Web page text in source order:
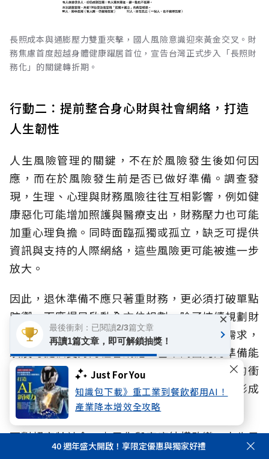
Just For You
知識包下載》重工業到餐飲都用AI！
產業降本增效全攻略
長照成本與通膨壓力雙重夾擊，國人風險意識迎來黃金交叉。財
務焦慮首度超越身體健康躍居首位，宣告台灣正式步入「長照財
務化」的關鍵轉折期。
行動二：提前整合身心財與社會網絡，打造
人生韌性
人生風險管理的關鍵，不在於風險發生後如何因
應，而在於風險發生前是否已做好準備。調查發
現，生理、心理與財務風險往往互相影響，例如健
康惡化可能增加照護與醫療支出，財務壓力也可能
加重心理負擔。同時面臨孤獨或孤立，缺乏可提供
資訊與支持的人際網絡，這些風險更可能被進一步
放大。
因此，退休準備不應只著重財務，更必須打破單點
防禦，而應提早啟動全方位規劃，除了持續規劃財
務安排，也應同步思考健康管理、未來照護需求，
以及可提供支持的社會網絡。當不同面向的準備能
及早展開，不僅有助於降低風險對生活造成的衝
擊，更能避免健康、生活與財務因缺乏支持而形成
連鎖影響，提升面對不同人生階段挑戰的韌性。
面對超高齡社會、少子化與家庭結構改變，人生風
險早已不是生理、心理、財務的單一課題，而是彼
40 週年盛大開啟！享限定優惠與獨家好禮
最後衝刺：已閱讀2/3篇文章
再讀1篇文章，即可解鎖抽獎！
×